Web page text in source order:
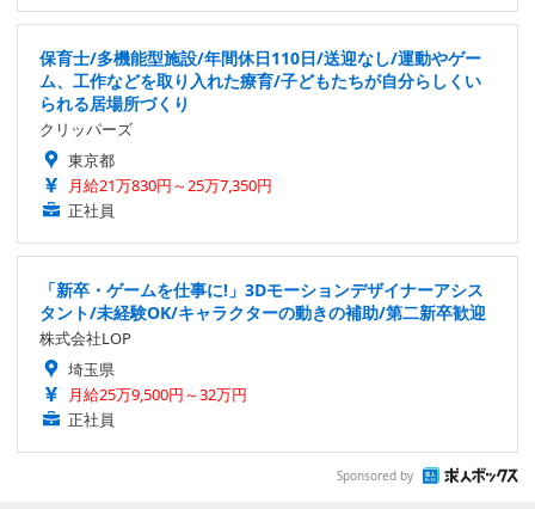
保育士/多機能型施設/年間休日110日/送迎なし/運動やゲー
ム、工作などを取り入れた療育/子どもたちが自分らしくい
られる居場所づくり
クリッパーズ
東京都
月給21万830円～25万7,350円
正社員
「新卒・ゲームを仕事に!」3Dモーションデザイナーアシス
タント/未経験OK/キャラクターの動きの補助/第二新卒歓迎
株式会社LOP
埼玉県
月給25万9,500円～32万円
正社員
Sponsored by